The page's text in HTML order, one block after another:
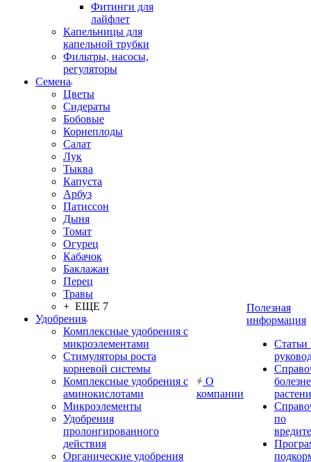
Фитинги для
лайфлет
Капельницы для
капельной трубки
Фильтры, насосы,
регуляторы
Семена
Цветы
Сидераты
Бобовые
Корнеплоды
Салат
Лук
Тыква
Капуста
Арбуз
Патиссон
Дыня
Томат
Огурец
Кабачок
Баклажан
Перец
Травы
+ ЕЩЕ 7
Удобрения
Комплексные удобрения с
микроэлементами
Стимуляторы роста
корневой системы
Комплексные удобрения с
аминокислотами
Микроэлементы
Удобрения
пролонгированного
действия
Органические удобрения
О
компании
Полезная
информация
Статьи
по